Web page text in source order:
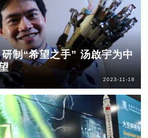
制“希望之手” 汤啟宇为中
2023-11-18